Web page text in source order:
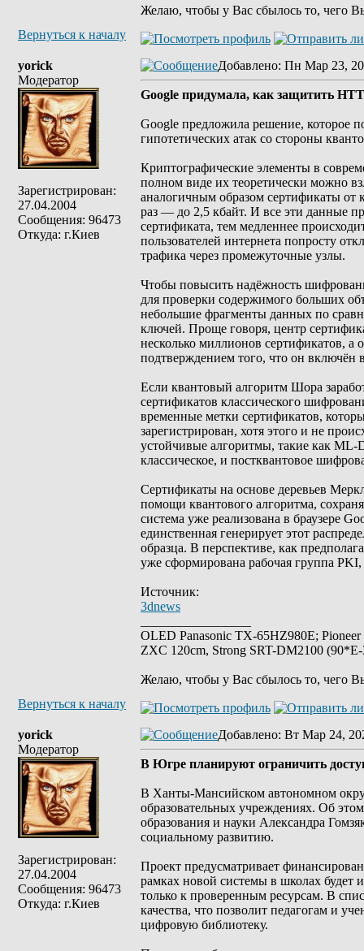
Желаю, чтобы у Вас сбылось то, чего
Вернуться к началу
yorick
Модератор
Зарегистрирован:
27.04.2004
Сообщения: 96473
Откуда: г.Киев
Добавлено: Пн Мар 23,
Google придумала, как защитить
Google предложила решение, которое
гипотетических атак со стороны
Криптографические элементы в
полном виде их теоретически можно
аналогичным образом сертификаты от
раз — до 2,5 кбайт. И все эти данные
сертификата, тем медленнее
пользователей интернета попросту
трафика через промежуточные узлы.
Чтобы повысить надёжность
для проверки содержимого больших
небольшие фрагменты данных по
ключей. Проще говоря, центр
несколько миллионов сертификатов, а
подтверждением того, что он включён
Если квантовый алгоритм Шора
сертификатов классического
временные метки сертификатов,
зарегистрирован, хотя этого и не
устойчивые алгоритмы, такие как ML-
классическое, и постквантовое
Сертификаты на основе деревьев
помощи квантового алгоритма,
система уже реализована в браузере
единственная генерирует этот
образца. В перспективе, как
уже сформирована рабочая группа
Источник:
3dnews
OLED Panasonic TX-65HZ980E;
ZXC 120cm, Strong SRT-DM2100
Желаю, чтобы у Вас сбылось то, чего
Вернуться к началу
yorick
Модератор
Зарегистрирован:
27.04.2004
Сообщения: 96473
Откуда: г.Киев
Добавлено: Вт Мар 24,
В Югре планируют ограничить
В Ханты-Мансийском автономном
образовательных учреждениях. Об
образования и науки Александра
социальному развитию.
Проект предусматривает
рамках новой системы в школах будет
только к проверенным ресурсам. В
качества, что позволит педагогам и
цифровую библиотеку.